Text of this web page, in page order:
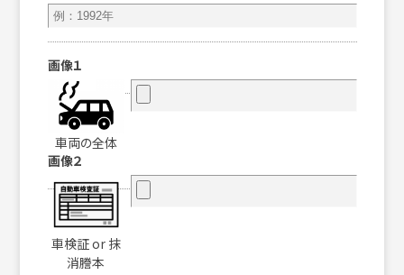
画像１
車両の全体
画像２
車検証 or 抹
消謄本